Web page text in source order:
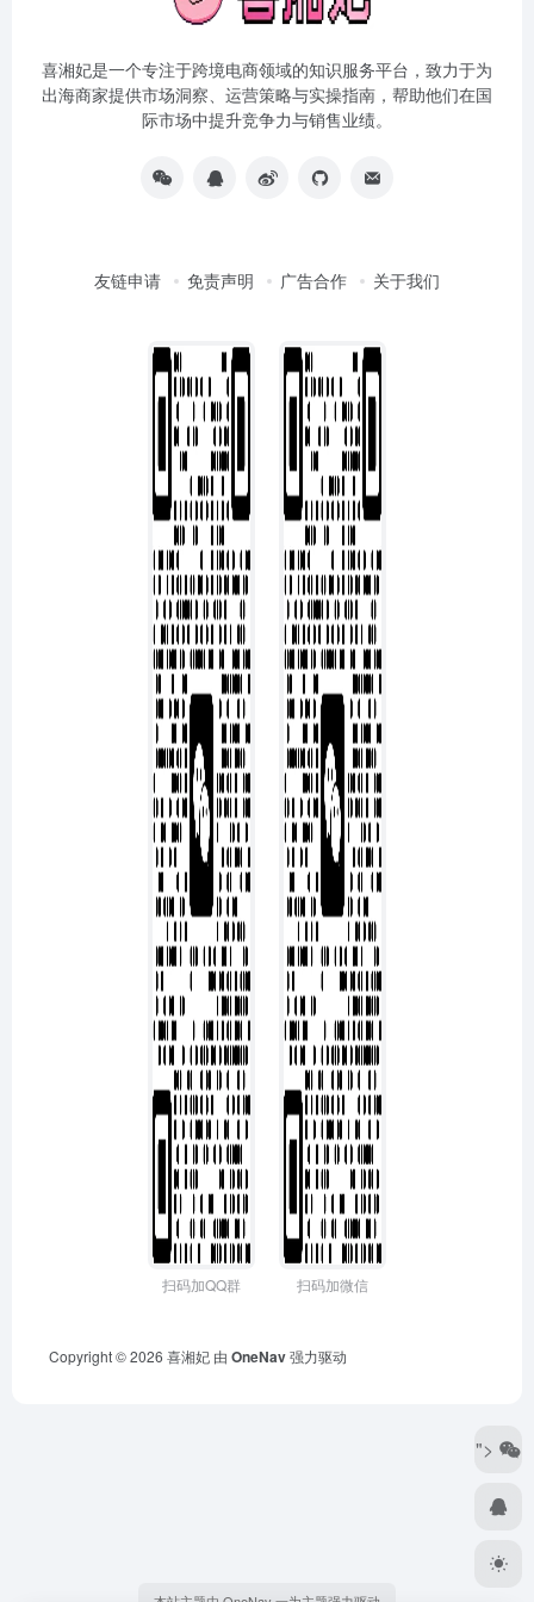
喜湘妃是一个专注于跨境电商领域的知识服务平台，致力于为
出海商家提供市场洞察、运营策略与实操指南，帮助他们在国
际市场中提升竞争力与销售业绩。
友链申请 免责声明 广告合作 关于我们
扫码加QQ群 扫码加微信
Copyright © 2026 喜湘妃 由 OneNav强力驱动
">